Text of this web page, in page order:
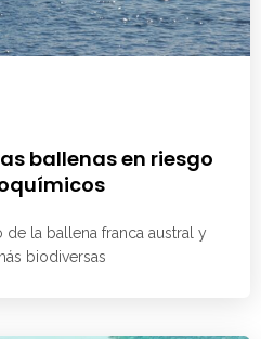
ballenas en riesgo
de la ballena franca austral y
biodiversas